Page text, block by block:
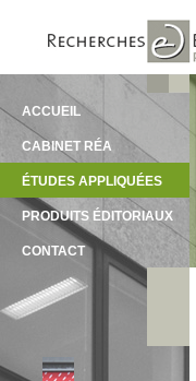
ACCUEIL
CABINET RÉA
ÉTUDES APPLIQUÉES
PRODUITS ÉDITORIAUX
CONTACT